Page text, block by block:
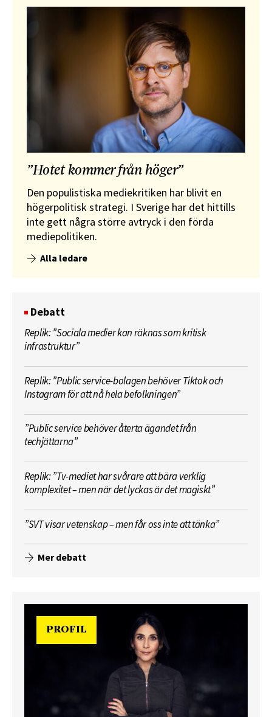
”Hotet kommer från höger”
Den populistiska mediekritiken har blivit en
högerpolitisk strategi. I Sverige har det hittills
inte gett några större avtryck i den förda
mediepolitiken.
Alla ledare
Debatt
Replik: ”Sociala medier kan räknas som kritisk
infrastruktur”
Replik: ”Public service-bolagen behöver Tiktok och
Instagram för att nå hela befolkningen”
”Public service behöver återta ägandet från
techjättarna”
Replik: ”Tv-mediet har svårare att bära verklig
komplexitet – men när det lyckas är det magiskt”
”SVT visar vetenskap – men får oss inte att tänka”
Mer debatt
PROFIL